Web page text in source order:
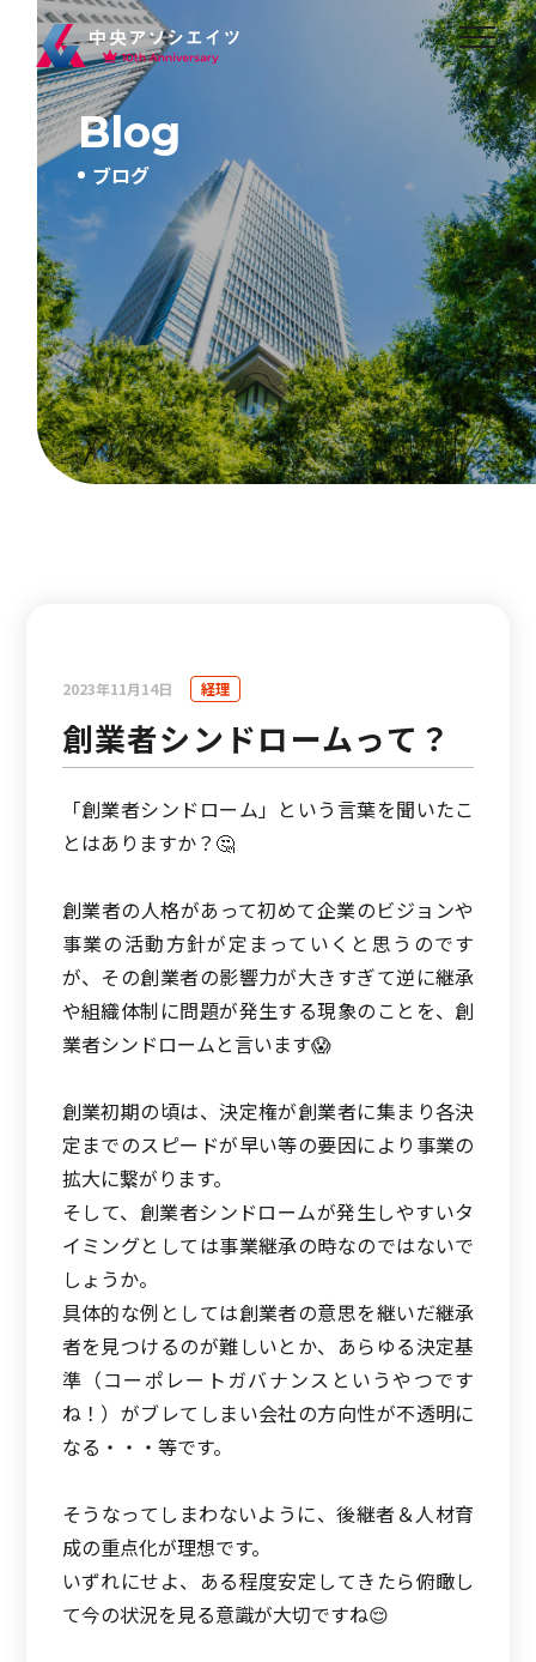
Blog
ブログ
2023年11月14日 経理
創業者シンドロームって？
「創業者シンドローム」という言葉を聞いたこ
とはありますか？🤔
創業者の人格があって初めて企業のビジョンや
事業の活動方針が定まっていくと思うのです
が、その創業者の影響力が大きすぎて逆に継承
や組織体制に問題が発生する現象のことを、創
業者シンドロームと言います😱
創業初期の頃は、決定権が創業者に集まり各決
定までのスピードが早い等の要因により事業の
拡大に繋がります。
そして、創業者シンドロームが発生しやすいタ
イミングとしては事業継承の時なのではないで
しょうか。
具体的な例としては創業者の意思を継いだ継承
者を見つけるのが難しいとか、あらゆる決定基
準（コーポレートガバナンスというやつです
ね！）がブレてしまい会社の方向性が不透明に
なる・・・等です。
そうなってしまわないように、後継者＆人材育
成の重点化が理想です。
いずれにせよ、ある程度安定してきたら俯瞰し
て今の状況を見る意識が大切ですね😌